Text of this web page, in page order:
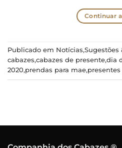
Continuar
Publicado em Notícias,Sugestões
cabazes,cabazes de presente,dia
2020,prendas para mae,